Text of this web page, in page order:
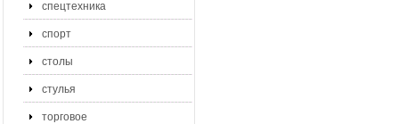
спецтехника
спорт
столы
стулья
торговое